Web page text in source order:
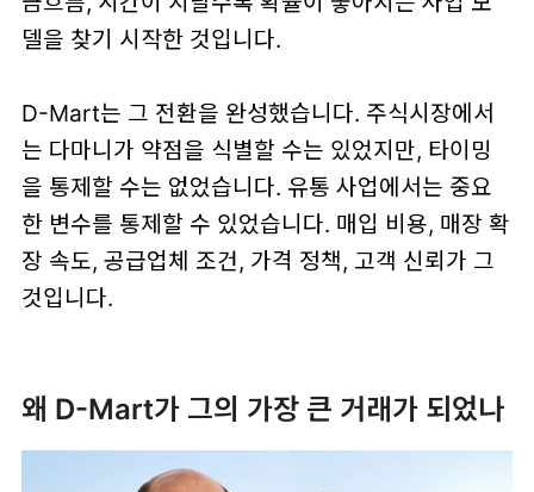
델을 찾기 시작한 것입니다.
D-Mart는 그 전환을 완성했습니다. 주식시장에서
는 다마니가 약점을 식별할 수는 있었지만, 타이밍
을 통제할 수는 없었습니다. 유통 사업에서는 중요
한 변수를 통제할 수 있었습니다. 매입 비용, 매장 확
장 속도, 공급업체 조건, 가격 정책, 고객 신뢰가 그
것입니다.
왜 D-Mart가 그의 가장 큰 거래가 되었나